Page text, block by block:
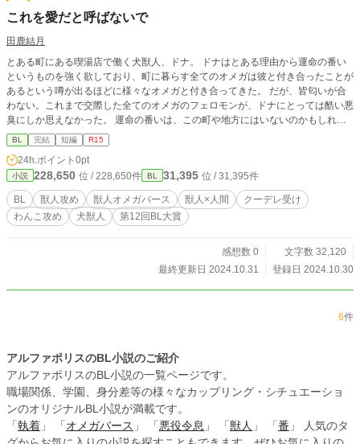
これを愛だと呼ばないで
田鹿結月
とある町にある喫湯店で働く犬獣人、ドナ。 ドナはとある理由から運命の番い
というものを強く欲しており、町に暮らす全てのオメガは彼と付き合ったことが
あるという噂が出るほどに様々なオメガと付き合ってきた。 だが、皆匂いが合
わない。これまで交際した全てのオメガのフェロモンが、ドナにとっては酷い悪
臭にしか思えなかった。 運命の番いは、この町や地方にはいないのかもしれな
い。そんな思いを抱え始めていたドナが出会ったのは、大衆食堂で働く一人の青
年だった。 ホワイトスイスシェパードα×人間β(だと思い込んでいるΩ) ※モブレ
表現・その他注意描写あり ハッピーエンドです。 ※ふじょっしー様にて2019年
頃に投稿したものです。 ※続編ではR-18となりますが、今回投稿するものは全
年齢です。
BL 完結 短編 R15
24h.ポイント 0pt
小説 228,650 位 / 228,650件 BL 31,395 位 / 31,395件
BL 獣人攻め 獣人オメガバース 獣人×人間
クーデレ受け
わんこ攻め
犬獣人 第12回BL大賞
感想数 0
文字数 32,120
最終更新日 2024.10.31
登録日 2024.10.30
6件
アルファポリスのBL小説のご紹介
アルファポリスのBL小説の一覧ページです。
職場関係、学園、身分差等の様々なカップリング・シチュエーショ
ンのオリジナルBL小説が満載です。
「 執着 」 「 オメガバース 」 「 悪役令息 」 「 獣人 」 「 番 」 人気のタ